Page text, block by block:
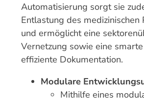
Automatisierung sorgt sie
Entlastung des medizinischen
und ermöglicht eine
Vernetzung sowie eine
effiziente Dokumentation.
Modulare
Mithilfe eines